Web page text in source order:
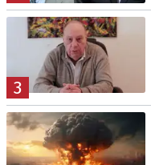
3